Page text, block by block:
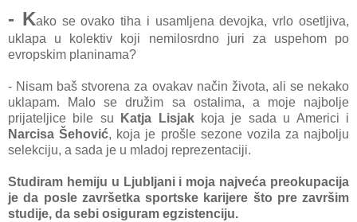
- Kako se ovako tiha i usamljena devojka, vrlo osetljiva,
uklapa u kolektiv koji nemilosrdno juri za uspehom po
evropskim planinama?
- Nisam baš stvorena za ovakav način života, ali se nekako
uklapam. Malo se družim sa ostalima, a moje najbolje
prijateljice bile su
Katja Lisjakkoja je sada u Americi i
Narcisa Šehović, koja je prošle sezone vozila za najbolju
selekciju, a sada je u mladoj reprezentaciji.
Studiram hemiju u Ljubljani i moja najveća preokupacija
je da posle završetka sportske karijere što pre završim
studije, da sebi osiguram egzistenciju.